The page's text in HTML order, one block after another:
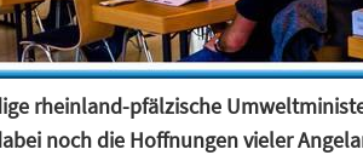
rheinland-pfälzische
noch die Hoffnungen vieler